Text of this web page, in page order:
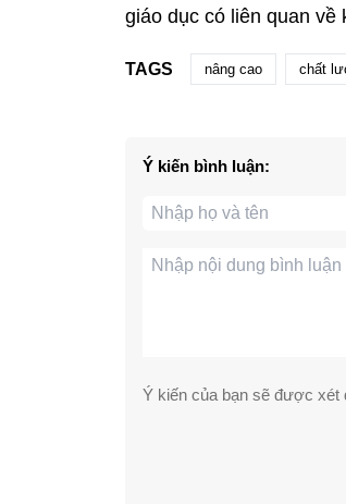
giáo dục có liên quan về
TAGS nâng cao chất
Ý kiến bình luận:
Ý kiến của bạn sẽ được xét